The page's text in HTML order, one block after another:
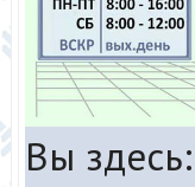
Вы здесь: